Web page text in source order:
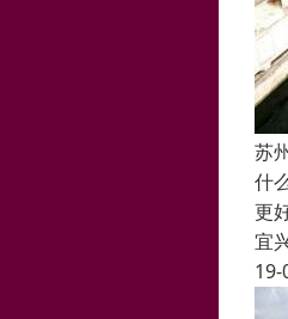
苏
什
更
宜
19-